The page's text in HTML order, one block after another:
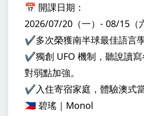
📅 開課日期：
2026/07/20（一）- 08/15（
✔️多次榮獲南半球最佳語言學
✔️獨創 UFO 機制，聽說讀寫
對弱點加強。
✔️入住寄宿家庭，體驗澳式當
🇵🇭 碧瑤｜Monol